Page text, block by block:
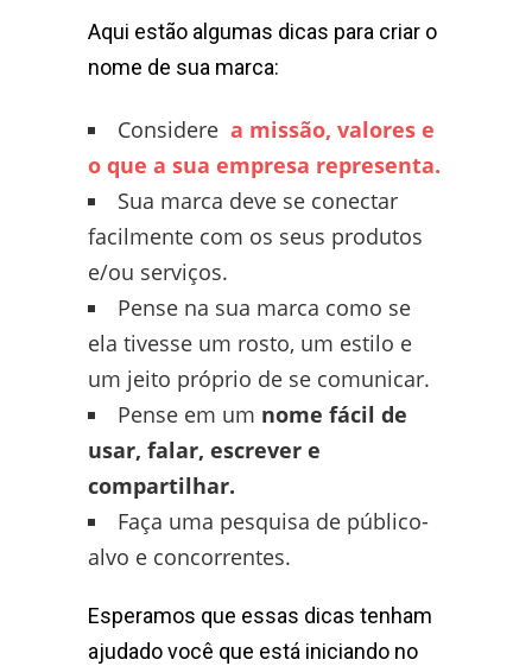
Aqui estão algumas dicas para criar o
nome de sua marca:
Considere a missão, valores e
o que a sua empresa representa.
Sua marca deve se conectar
facilmente com os seus produtos
e/ou serviços.
Pense na sua marca como se
ela tivesse um rosto, um estilo e
um jeito próprio de se comunicar.
Pense em um nome fácil de
usar, falar, escrever e
compartilhar.
Faça uma pesquisa de público-
alvo e concorrentes.
Esperamos que essas dicas tenham
ajudado você que está iniciando no